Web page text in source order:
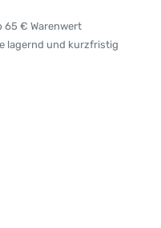
65 € Warenwert
lagernd und kurzfristig